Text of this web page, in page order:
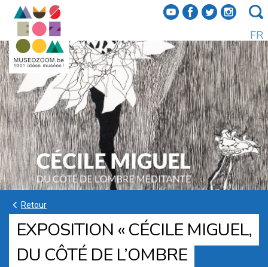
f a b e
FR
k Retour
EXPOSITION « CÉCILE MIGUEL,
DU CÔTÉ DE L’OMBRE